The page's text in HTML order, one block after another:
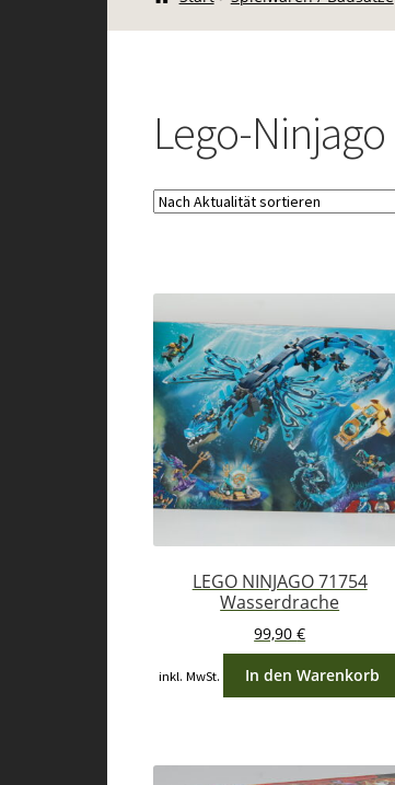
Lego-Ninjago
LEGO NINJAGO 71754
Wasserdrache
99,90€
inkl. MwSt. In den Warenkorb